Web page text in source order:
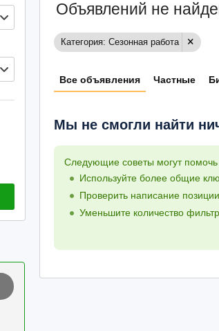
Объявлений не
Категория: Сезонная работа
Все объявления Частные
Мы не смогли найти
Следующие советы могут помочь
Используйте более общие
Проверить написание позиции
Уменьшите количество